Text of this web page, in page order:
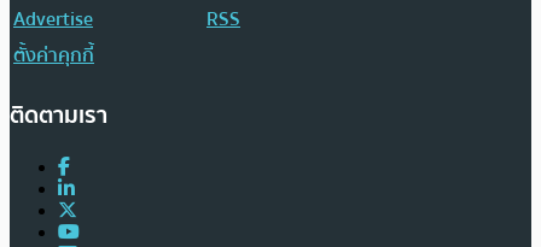
Advertise
RSS
ตั้งค่าคุกกี้
ติดตามเรา